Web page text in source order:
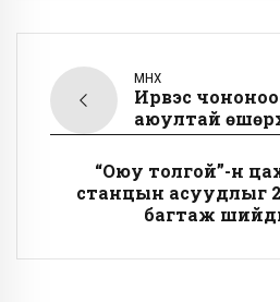
ӨМНӨХ
Ирвэс чононоос
аюултай
“Оюу толгой”-н
станцын асуудлыг
багтаж